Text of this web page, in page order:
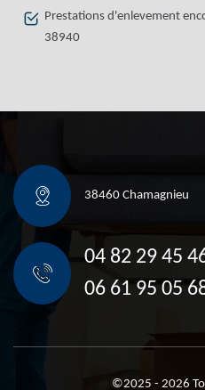
Prestations d'enlevement
38940
38460 Chamagnieu
04 82 29 45
06 61 95 05
©2025 - 2026